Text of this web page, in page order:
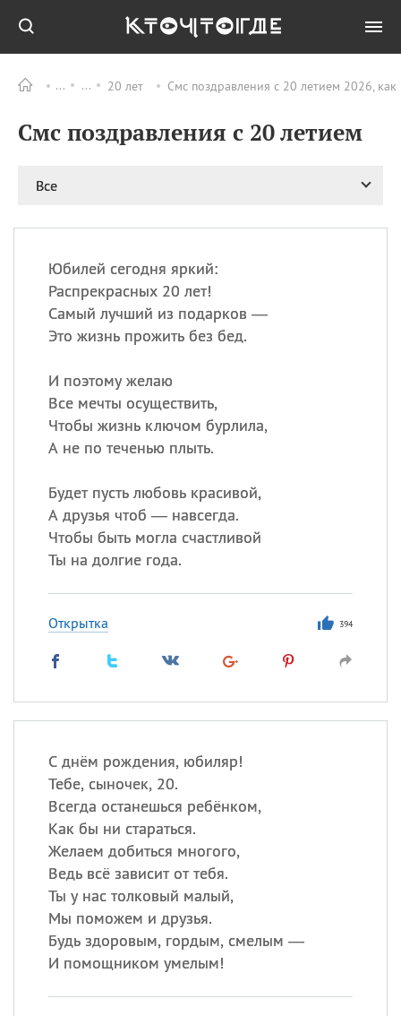
20 лет Смс поздравления с 20 летием 2026,
Смс поздравления с 20 летием
Все
Юбилей сегодня яркий:
Распрекрасных 20 лет!
Самый лучший из подарков —
Это жизнь прожить без бед.
И поэтому желаю
Все мечты осуществить,
Чтобы жизнь ключом бурлила,
А не по теченью плыть.
Будет пусть любовь красивой,
А друзья чтоб — навсегда.
Чтобы быть могла счастливой
Ты на долгие года.
Открытка 394
С днём рождения, юбиляр!
Тебе, сыночек, 20.
Всегда останешься ребёнком,
Как бы ни стараться.
Желаем добиться многого,
Ведь всё зависит от тебя.
Ты у нас толковый малый,
Мы поможем и друзья.
Будь здоровым, гордым, смелым —
И помощником умелым!
ПРАЗДНИКИ Все
09.08
День памяти
великомученика и
11.08
11.08 День Святой Клары —
телевидения
ИМЕНА
Сегодня празднуют именины
Герман,
Анфиса
Посмотреть значениеи